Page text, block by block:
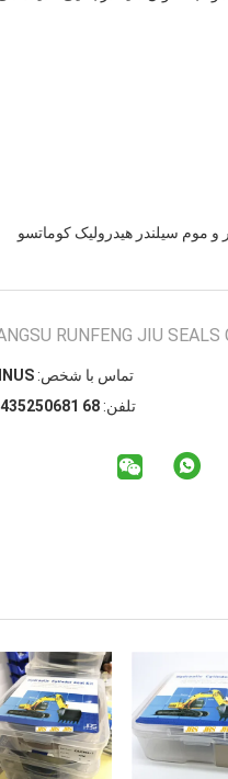
و موم سیلندر هیدرولیک کوماتسو
RUNFENG JIU SEALS
تماس با شخص:
تلفن: 18605253464